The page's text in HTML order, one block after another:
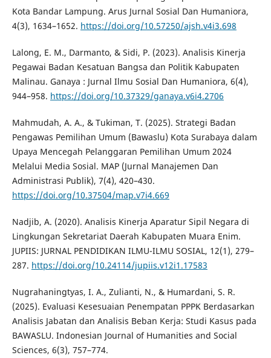
Kota Bandar Lampung. Arus Jurnal Sosial Dan Humaniora,
4(3), 1634–1652. https://doi.org/10.57250/ajsh.v4i3.698
Lalong, E. M., Darmanto, & Sidi, P. (2023). Analisis Kinerja
Pegawai Badan Kesatuan Bangsa dan Politik Kabupaten
Malinau. Ganaya : Jurnal Ilmu Sosial Dan Humaniora, 6(4),
944–958. https://doi.org/10.37329/ganaya.v6i4.2706
Mahmudah, A. A., & Tukiman, T. (2025). Strategi Badan
Pengawas Pemilihan Umum (Bawaslu) Kota Surabaya dalam
Upaya Mencegah Pelanggaran Pemilihan Umum 2024
Melalui Media Sosial. MAP (Jurnal Manajemen Dan
Administrasi Publik), 7(4), 420–430.
https://doi.org/10.37504/map.v7i4.669
Nadjib, A. (2020). Analisis Kinerja Aparatur Sipil Negara di
Lingkungan Sekretariat Daerah Kabupaten Muara Enim.
JUPIIS: JURNAL PENDIDIKAN ILMU-ILMU SOSIAL, 12(1), 279–
287. https://doi.org/10.24114/jupiis.v12i1.17583
Nugrahaningtyas, I. A., Zulianti, N., & Humardani, S. R.
(2025). Evaluasi Kesesuaian Penempatan PPPK Berdasarkan
Analisis Jabatan dan Analisis Beban Kerja: Studi Kasus pada
BAWASLU. Indonesian Journal of Humanities and Social
Sciences, 6(3), 757–774.